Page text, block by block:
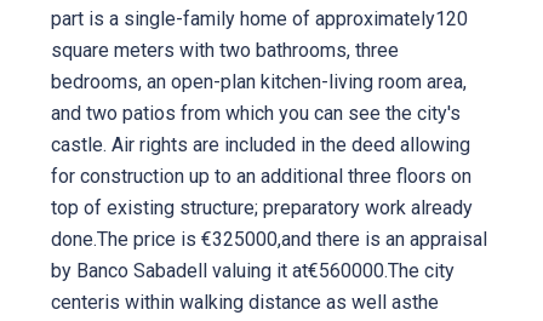
part is a single-family home of approximately120
square meters with two bathrooms, three
bedrooms, an open-plan kitchen-living room area,
and two patios from which you can see the city's
castle. Air rights are included in the deed allowing
for construction up to an additional three floors on
top of existing structure; preparatory work already
done.The price is €325000,and there is an appraisal
by Banco Sabadell valuing it at€560000.The city
centeris within walking distance as well asthe